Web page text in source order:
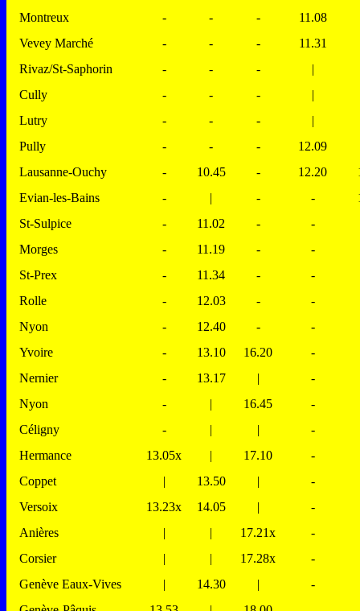
Montreux
- - -
11.08
Vevey Marché
- - -
11.31
Rivaz/St-Saphorin
- - -
|
Cully
- - -
|
Lutry
- - -
|
Pully
- - -
12.09
Lausanne-Ouchy
- 10.45 - 12.20
Evian-les-Bains
- | - -
St-Sulpice
- 11.02 -
-
Morges
- 11.19 -
-
St-Prex
- 11.34 -
-
Rolle
- 12.03 -
-
Nyon
- 12.40 -
-
Yvoire
- 13.10 16.20
-
Nernier
- 13.17 |
-
Nyon
- | 16.45
-
Céligny
- | |
-
Hermance
13.05x | 17.10
-
Coppet
| 13.50 |
-
Versoix
13.23x 14.05 |
-
Anières
| | 17.21x
-
Corsier
| | 17.28x
-
Genève Eaux-Vives
| 14.30 |
-